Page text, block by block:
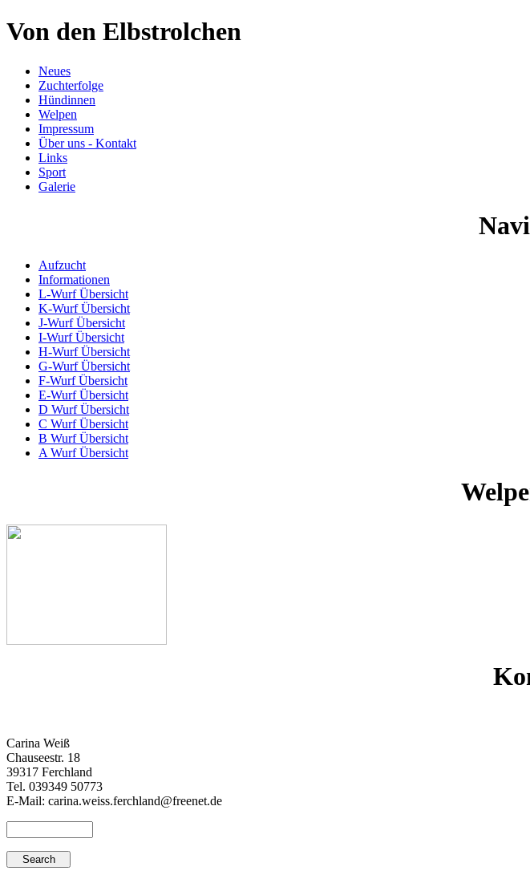
Von den Elbstrolchen
Neues
Zuchterfolge
Hündinnen
Welpen
Impressum
Über uns - Kontakt
Links
Sport
Galerie
Aufzucht
Informationen
L-Wurf Übersicht
K-Wurf Übersicht
J-Wurf Übersicht
I-Wurf Übersicht
H-Wurf Übersicht
G-Wurf Übersicht
F-Wurf Übersicht
E-Wurf Übersicht
D Wurf Übersicht
C Wurf Übersicht
B Wurf Übersicht
A Wurf Übersicht
Carina Weiß
Chauseestr. 18
39317 Ferchland
Tel. 039349 50773
E-Mail: carina.weiss.ferchland@freenet.de